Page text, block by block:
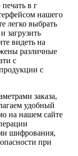
в г
нашего
легко выбрать
загрузить
видеть на
различные
с
с
заказа,
удобный
на нашем сайте
шифрования,
при